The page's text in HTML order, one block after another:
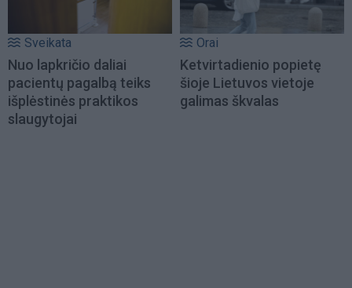
Sveikata
Nuo lapkričio daliai
pacientų pagalbą teiks
išplėstinės praktikos
slaugytojai
Orai
Ketvirtadienio popietę
šioje Lietuvos vietoje
galimas škvalas